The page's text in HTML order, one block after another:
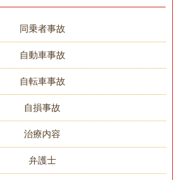
同乗者事故
自動車事故
自転車事故
自損事故
治療内容
弁護士